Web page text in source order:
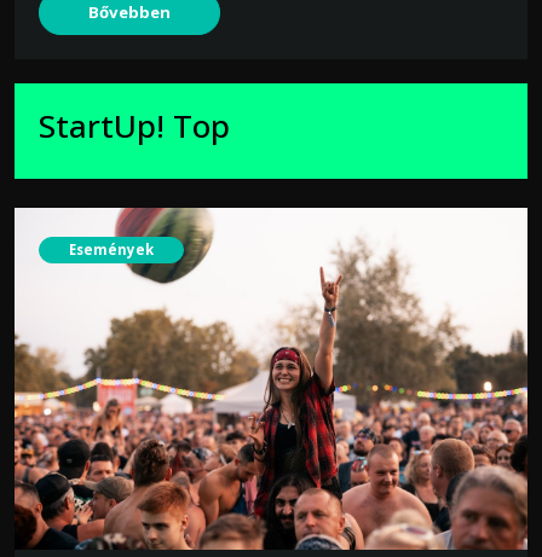
Bővebben
StartUp! Top
Események